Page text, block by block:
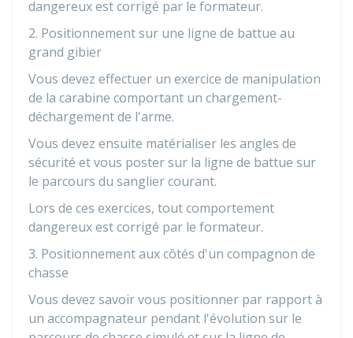
dangereux est corrigé par le formateur.
2. Positionnement sur une ligne de battue au
grand gibier
Vous devez effectuer un exercice de manipulation
de la carabine comportant un chargement-
déchargement de l'arme.
Vous devez ensuite matérialiser les angles de
sécurité et vous poster sur la ligne de battue sur
le parcours du sanglier courant.
Lors de ces exercices, tout comportement
dangereux est corrigé par le formateur.
3. Positionnement aux côtés d'un compagnon de
chasse
Vous devez savoir vous positionner par rapport à
un accompagnateur pendant l'évolution sur le